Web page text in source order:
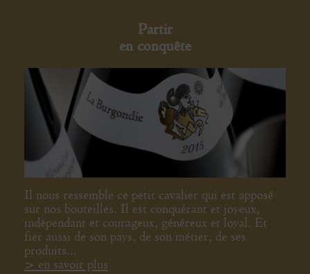
Partir
en conquête
Il nous ressemble ce petit cavalier qui est apposé
sur nos bouteilles. Il est conquérant et joyeux,
indépendant et courageux, généreux et loyal. Et
fier aussi de son pays, de son métier, de ses
produits…
> en savoir plus